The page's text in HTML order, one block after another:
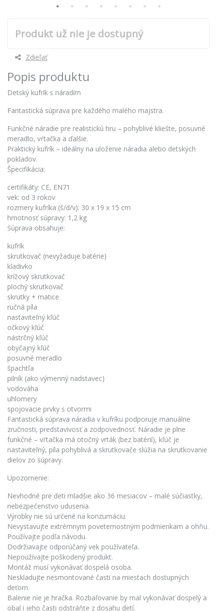
Produkt už nie je dostupný
Zdieľať
Popis produktu
Detský kufrík s náradím
Fantastická súprava pre každého malého majstra.
Funkčné náradie pre realistickú hru – pohyblivé kliešte, posuvné
meradlo, vŕtačka a ďalšie.
Praktický kufrík – ideálny na uloženie náradia alebo detských
pokladov.
Špecifikácia:
certifikáty: CE, EN71
vek: od 3 rokov
rozmery kufríka (š/d/v): 30 x 19 x 15 cm
hmotnosť súpravy: 1,2 kg
Súprava obsahuje:
kufrík
skrutkovač (nevyžaduje batérie)
kladivko
krížový skrutkovač
plochý skrutkovač
skrutky + matice
ručná píla
nastaviteľný kľúč
očkový kľúč
nástrčný kľúč
obyčajný kľúč
posuvné meradlo
špachtľa
pilník (ako výmenný nadstavec)
vodováha
uhlomery
spojovacie prvky s otvormi
Fantastická súprava náradia v kufríku podporuje manuálne
zručnosti, predstavivosť a zodpovednosť. Náradie je plne
funkčné – vŕtačka má otočný vrták (bez batérií), kľúč je
nastaviteľný, píla pohyblivá a skrutkovače slúžia na skrutkovanie
dielov zo súpravy.
Upozornenie:
Nevhodné pre deti mladšie ako 36 mesiacov – malé súčiastky,
nebezpečenstvo udusenia.
Výrobky nie sú určené na konzumáciu.
Nevystavujte extrémnym poveternostným podmienkam a ohňu.
Používajte podľa návodu.
Dodržiavajte odporúčaný vek používateľa.
Nepoužívajte poškodený produkt.
Montáž musí vykonávať dospelá osoba.
Neskladujte nesmontované časti na miestach dostupných
deťom.
Balenie nie je hračka. Rozbaľovanie by mal vykonávať dospelý a
obal i jeho časti odstráňte z dosahu detí.